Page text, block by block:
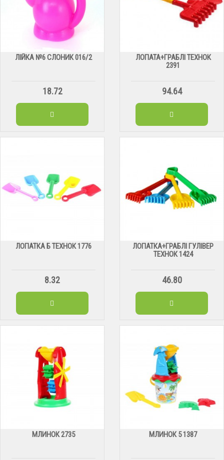
ЛІЙКА №6 СЛОНИК 016/2
18.72
ЛОПАТА+ГРАБЛІ ТЕХНОК
2391
94.64
ЛОПАТКА Б ТЕХНОК 1776
8.32
ЛОПАТКА+ГРАБЛІ ГУЛІВЕР
ТЕХНОК 1424
46.80
МЛИНОК 2735 МЛИНОК 5 1387